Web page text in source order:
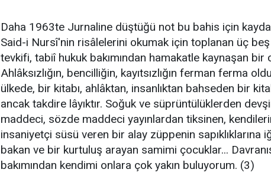
Daha 1963te Jurnaline düştüğü not bu bahis için
Said-i Nursî'nin risâlelerini okumak için toplanan üç beş
tevkifi, tabiî hukuk bakımından hamakatle kaynaşan bir
Ahlâksızlığın, bencilliğin, kayıtsızlığın ferman ferma
ülkede, bir kitabı, ahlâktan, insanlıktan bahseden bir
ancak takdire lâyıktır. Soğuk ve süprüntülüklerden
maddeci, sözde maddeci yayınlardan tiksinen,
insaniyetçi süsü veren bir alay züppenin sapıklıklarına
bakan ve bir kurtuluş arayan samimi çocuklar...
bakımından kendimi onlara çok yakın buluyorum. (3)